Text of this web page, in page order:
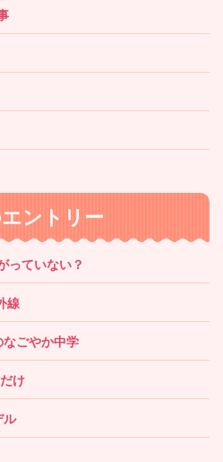
ントリー
ていない？
紫外線
ごやか中学
け
ル